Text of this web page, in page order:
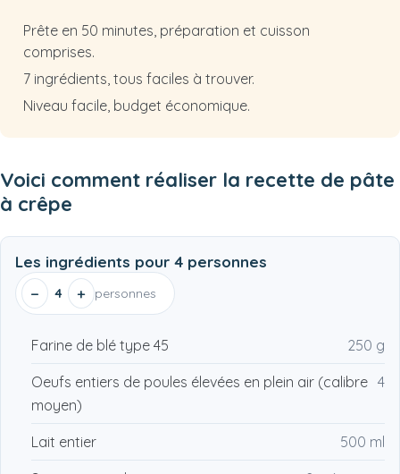
Prête en 50 minutes, préparation et cuisson
comprises.
7 ingrédients, tous faciles à trouver.
Niveau facile, budget économique.
Voici comment réaliser la recette de pâte
à crêpe
Les ingrédients pour 4 personnes
−
4 + personnes
Farine de blé type 45 250 g
Oeufs entiers de poules élevées en plein air (calibre
moyen)
4
Lait entier 500 ml